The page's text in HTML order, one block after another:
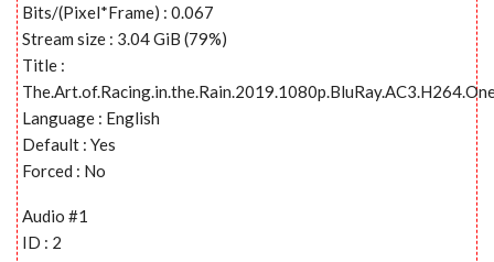
Bits/(Pixel*Frame) : 0.067
Stream size : 3.04 GiB (79%)
Title :
Language : English
Default : Yes
Forced : No
Audio #1
ID : 2